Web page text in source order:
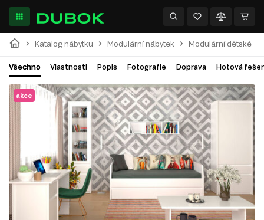
Katalog nábytku Modulární nábytek Modulární dětské
Všechno Vlastnosti Popis Fotografie Doprava Hotová
akce